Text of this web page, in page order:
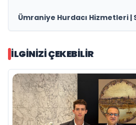
Ümraniye Hurdacı Hizmetleri |
İLGINIZI ÇEKEBILIR